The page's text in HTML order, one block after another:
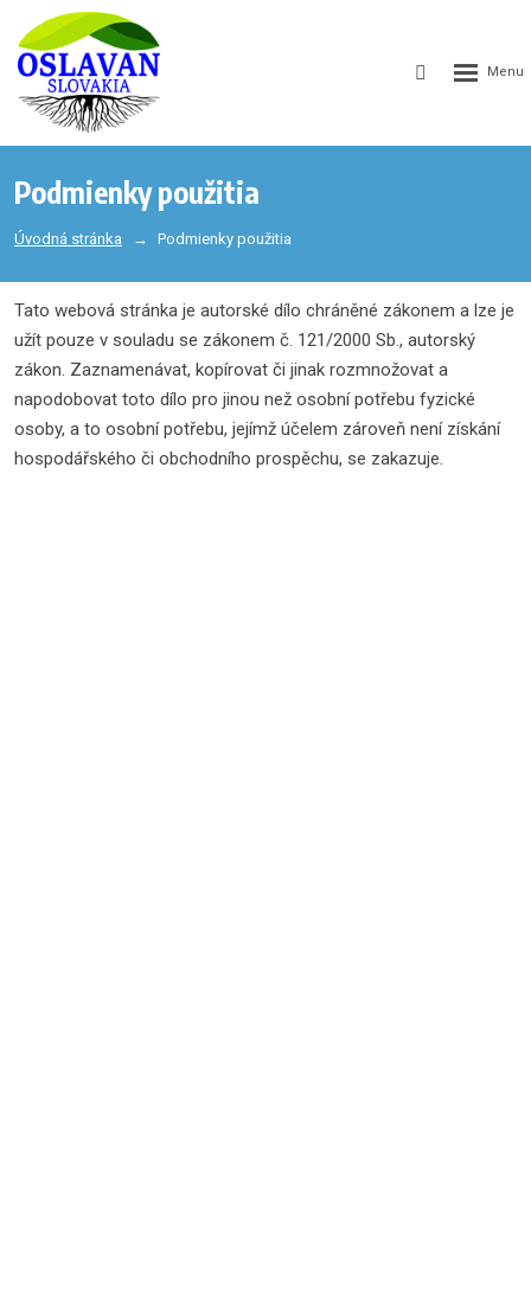
Podmienky použitia
Úvodná stránka Podmienky použitia
Tato webová stránka je autorské dílo chráněné zákonem a lze je
užít pouze v souladu se zákonem č. 121/2000 Sb., autorský
zákon. Zaznamenávat, kopírovat či jinak rozmnožovat a
napodobovat toto dílo pro jinou než osobní potřebu fyzické
osoby, a to osobní potřebu, jejímž účelem zároveň není získání
hospodářského či obchodního prospěchu, se zakazuje.